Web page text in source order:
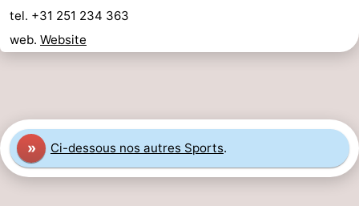
Faire
du
-
Randonnée
-
de
golf
Peche
Sportive
-
Equitation
Boire
tel. +31 251 234 363
web. Website
» Ci-dessous nos autres Sports.